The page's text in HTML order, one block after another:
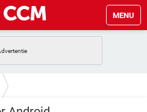
MENU
CORONAVIRUS